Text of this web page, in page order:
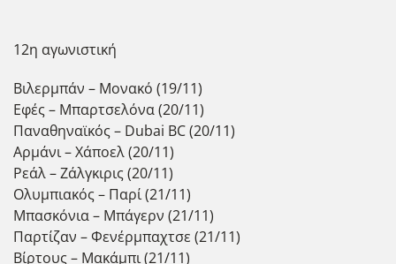
12η αγωνιστική
Βιλερμπάν – Μονακό (19/11)
Εφές – Μπαρτσελόνα (20/11)
Παναθηναϊκός – Dubai BC (20/11)
Αρμάνι – Χάποελ (20/11)
Ρεάλ – Ζάλγκιρις (20/11)
Ολυμπιακός – Παρί (21/11)
Μπασκόνια – Μπάγερν (21/11)
Παρτίζαν – Φενέρμπαχτσε (21/11)
Βίρτους – Μακάμπι (21/11)